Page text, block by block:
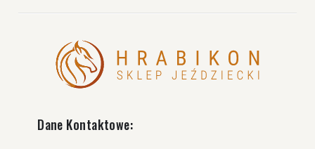
Dane Kontaktowe: